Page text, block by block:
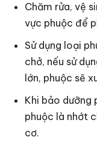
Chăm rửa, vệ
vực phuộc để
Sử dụng loại
chở, nếu sử
lớn, phuộc sẽ
Khi bảo dưỡng
phuộc là nhớt
cơ.